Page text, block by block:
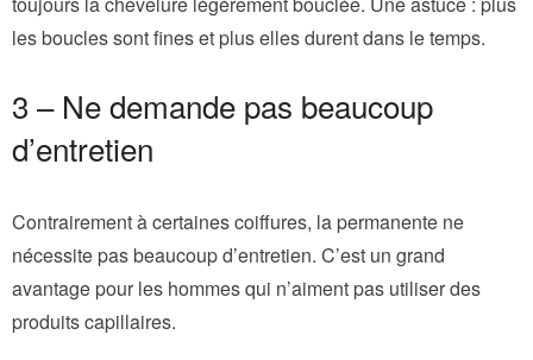
les boucles sont fines et plus elles durent dans le temps.
3 – Ne demande pas beaucoup
d’entretien
Contrairement à certaines coiffures, la permanente ne
nécessite pas beaucoup d’entretien. C’est un grand
avantage pour les hommes qui n’aiment pas utiliser des
produits capillaires.